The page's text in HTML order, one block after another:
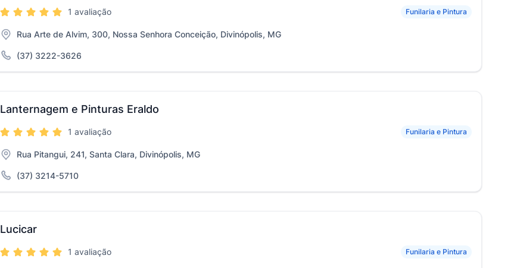
Funilaria e Pintura
1 avaliação
Rua Arte de Alvim, 300, Nossa Senhora Conceição, Divinópolis, MG
(37) 3222-3626
Lanternagem e Pinturas Eraldo
Funilaria e Pintura
1 avaliação
Rua Pitangui, 241, Santa Clara, Divinópolis, MG
(37) 3214-5710
Lucicar
Funilaria e Pintura
1 avaliação